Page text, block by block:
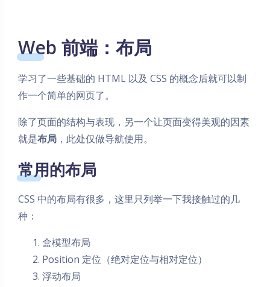
Web 前端：布局
学习了一些基础的 HTML 以及 CSS 的概念后就可以制
作一个简单的网页了。
除了页面的结构与表现，另一个让页面变得美观的因素
就是布局 ，此处仅做导航使用。
常用的布局
CSS 中的布局有很多，这里只列举一下我接触过的几
种：
盒模型布局
Position 定位（绝对定位与相对定位）
浮动布局